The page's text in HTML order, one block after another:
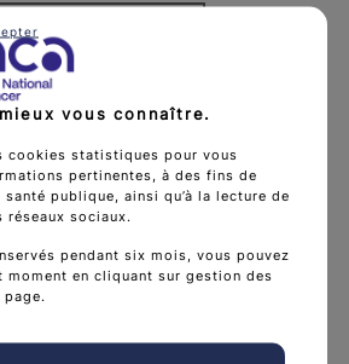
vous connaître.
cookies statistiques pour vous
pertinentes, à des fins de
publique, ainsi qu’à la lecture de
réseaux sociaux.
pendant six mois, vous pouvez
en cliquant sur gestion des